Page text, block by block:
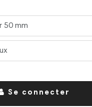
Se connecter